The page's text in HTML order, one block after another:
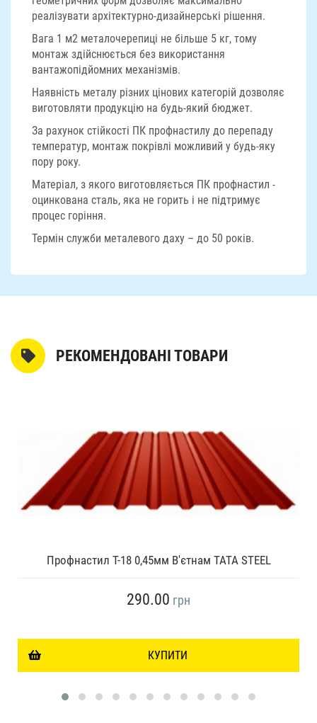
реалізувати архітектурно-дизайнерські рішення.
Вага 1 м2 металочерепиці не більше 5 кг, тому
монтаж здійснюється без використання
вантажопідйомних механізмів.
Наявність металу різних цінових категорій дозволяє
виготовляти продукцію на будь-який бюджет.
За рахунок стійкості ПК профнастилу до перепаду
температур, монтаж покрівлі можливий у будь-яку
пору року.
Матеріал, з якого виготовляється ПК профнастил -
оцинкована сталь, яка не горить і не підтримує
процес горіння.
Термін служби металевого даху – до 50 років.
РЕКОМЕНДОВАНІ ТОВАРИ
Профнастил Т-18 0,45мм В'єтнам TATA STEEL
290.00 грн
КУПИТИ